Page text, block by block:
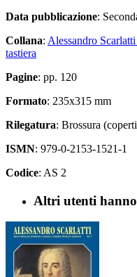
Data pubblicazione:
Collana: Alessandro
tastiera
Pagine: pp. 120
Formato: 235x315 mm
Rilegatura: Brossura
ISMN: 979-0-2153-1521-1
Codice: AS 2
Altri utenti